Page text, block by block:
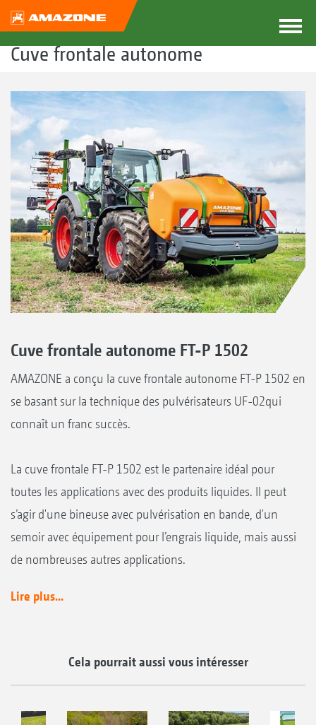
Cuve frontale autonome
Cuve frontale autonome FT-P 1502
AMAZONE a conçu la cuve frontale autonome FT-P 1502 en
se basant sur la technique des pulvérisateurs UF-02qui
connaît un franc succès.
La cuve frontale FT-P 1502 est le partenaire idéal pour
toutes les applications avec des produits liquides. Il peut
s’agir d'une bineuse avec pulvérisation en bande, d'un
semoir avec équipement pour l’engrais liquide, mais aussi
de nombreuses autres applications.
Lire plus...
Cela pourrait aussi vous intéresser